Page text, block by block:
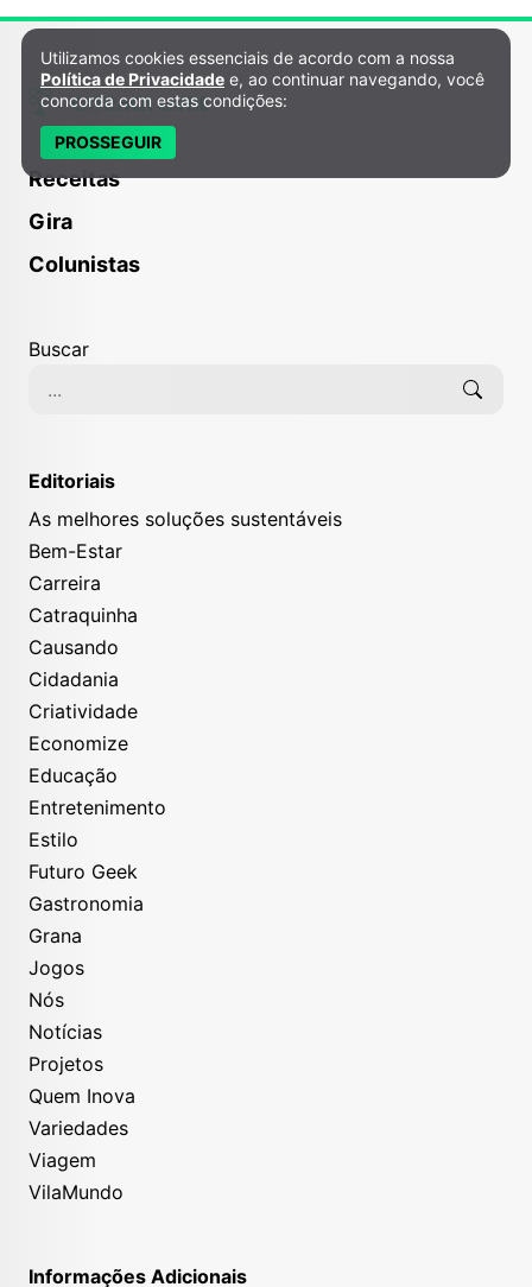
Receitas
Gira
Colunistas
Buscar
Editoriais
As melhores soluções sustentáveis
Bem-Estar
Carreira
Catraquinha
Causando
Cidadania
Criatividade
Economize
Educação
Entretenimento
Estilo
Futuro Geek
Gastronomia
Grana
Jogos
Nós
Notícias
Projetos
Quem Inova
Variedades
Viagem
VilaMundo
Informações Adicionais
Política de Privacidade e Cookies
Utilizamos cookies essenciais de acordo com a nossa
Política de Privacidade e, ao continuar navegando, você
concorda com estas condições:
PROSSEGUIR